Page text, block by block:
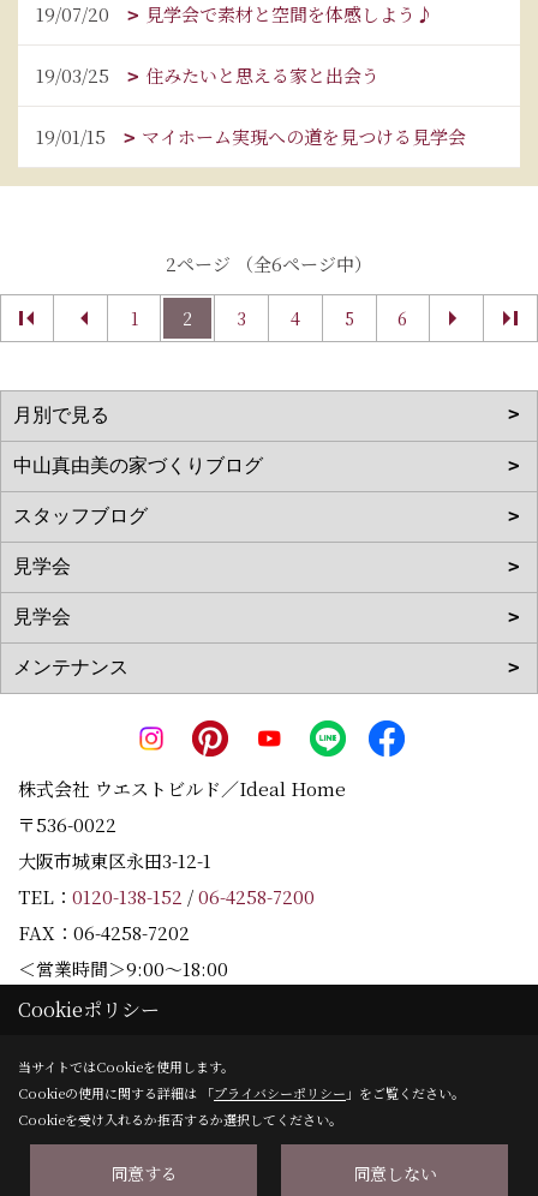
19/07/20 見学会で素材と空間を体感しよう♪
19/03/25 住みたいと思える家と出会う
19/01/15 マイホーム実現への道を見つける見学会
2ページ （全6ページ中）
1 2 3 4 5 6
株式会社 ウエストビルド／Ideal Home
〒536-0022
大阪市城東区永田3-12-1
TEL： 0120-138-152 /06-4258-7200
FAX：06-4258-7202
＜営業時間＞9:00～18:00
＜定休日＞水曜日
Copyright (c) Westbuild Corporation. All Rights Reserved.
Cookieポリシー
当サイトではCookieを使用します。
Cookieの使用に関する詳細は 「プライバシーポリシー 」をご覧ください。
Cookieを受け入れるか拒否するか選択してください。
同意する 同意しない